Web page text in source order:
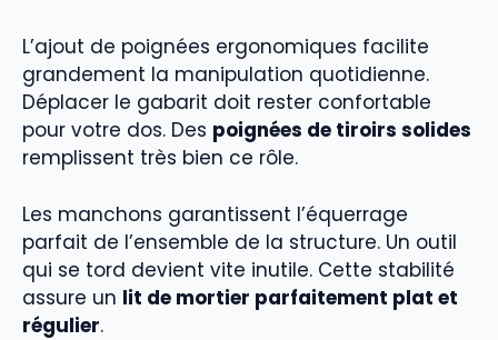
L’ajout de poignées ergonomiques facilite
grandement la manipulation quotidienne.
Déplacer le gabarit doit rester confortable
pour votre dos. Des poignées de tiroirs solides
remplissent très bien ce rôle.
Les manchons garantissent l’équerrage
parfait de l’ensemble de la structure. Un outil
qui se tord devient vite inutile. Cette stabilité
assure un lit de mortier parfaitement plat et
régulier.